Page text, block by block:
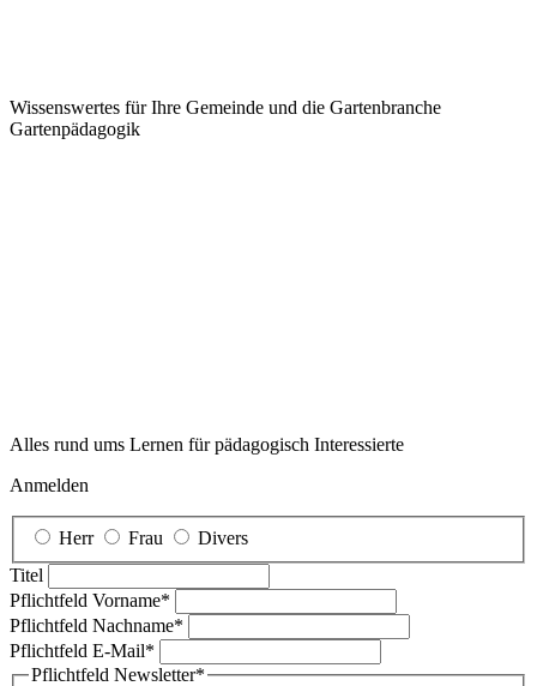
Wissenswertes für Ihre Gemeinde und die Gartenbranche
Garten­pädagogik
Alles rund ums Lernen für pädagogisch Interessierte
Anmelden
Herr Frau
Divers
Titel
Pflichtfeld Vorname*
Pflichtfeld Nachname*
Pflichtfeld E-Mail*
Pflichtfeld Newsletter*